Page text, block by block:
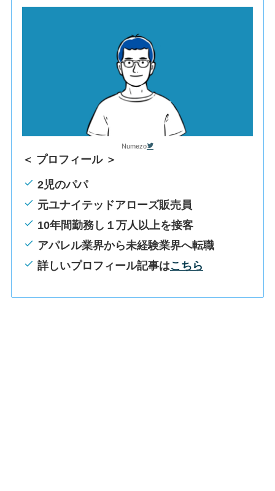
Numezo
＜ プロフィール ＞
2児のパパ
元ユナイテッドアローズ販売員
10年間勤務し１万人以上を接客
アパレル業界から未経験業界へ転職
詳しいプロフィール記事はこちら